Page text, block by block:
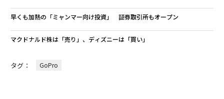
早くも加熱の「ミャンマー向け投資」 証券取引所もオープン
マクドナルド株は「売り」、ディズニーは「買い」
タグ： GoPro